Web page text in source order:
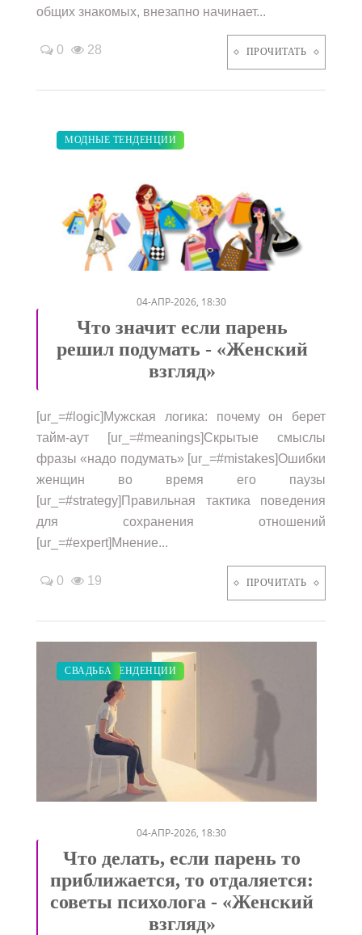
общих знакомых, внезапно начинает...
0 28 ПРОЧИТАТЬ
ДИЕТА
ЗАКУПКИ ПО МОДЕ
ПОКАЗЫ
СВАДЬБА
МОДНЫЕ ТЕНДЕНЦИИ
04-АПР-2026, 18:30
Что значит если парень
решил подумать - «Женский
взгляд»
[ur_=#logic]Мужская логика: почему он берет
тайм-аут [ur_=#meanings]Скрытые смыслы
фразы «надо подумать» [ur_=#mistakes]Ошибки
женщин во время его паузы
[ur_=#strategy]Правильная тактика поведения
для сохранения отношений
[ur_=#expert]Мнение...
0 19 ПРОЧИТАТЬ
ЗАКУПКИ ПО МОДЕ
МОДНЫЕ ТЕНДЕНЦИИ
ПОКАЗЫ
СВАДЬБА
04-АПР-2026, 18:30
Что делать, если парень то
приближается, то отдаляется:
советы психолога - «Женский
взгляд»